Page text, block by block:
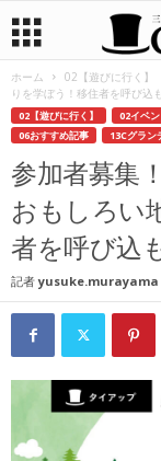
ホーム 02【遊びに行く】
りを学ぼう！移住者を呼び込
02【遊びに行く】 02イベ
06おすすめ記事
13Cグラン
参加者募集
おもしろい
者を呼び込
記者 yusuke.murayama